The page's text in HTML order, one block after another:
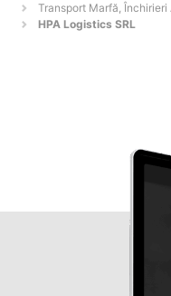
Transport Marfă,
HPA Logistics SRL